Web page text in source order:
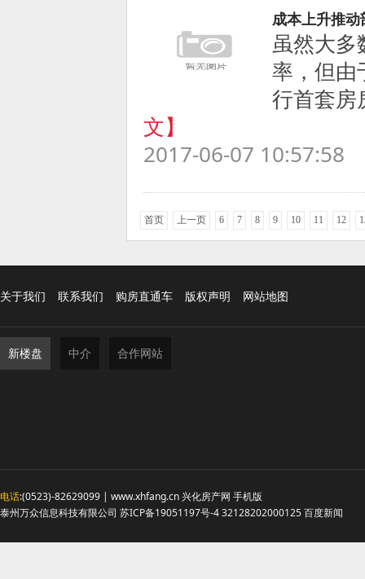
成本上升推
虽然大多
率，但由
行首套房
文】
2017-06-07 10:57:58
首页 上一页 6 7 8 9 10 11 12
关于我们 联系我们 购房直通车 版权声明 网站地图
新楼盘 中介 合作网站
电话:(0523)-82629099 | www.xhfang.cn 兴化房产网 手机版
泰州万众信息科技有限公司 苏ICP备19051197号-432128202000125百度新闻